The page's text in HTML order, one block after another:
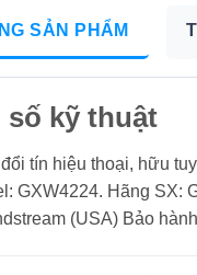
SẢN PHẨM
số kỹ thuật
tín hiệu thoại, hữu
GXW4224. Hãng SX:
(USA) Bảo